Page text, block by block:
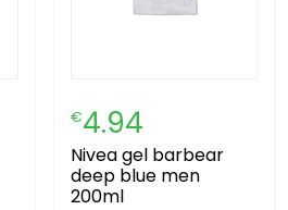
€4.94
nivea gel barbear
deep blue men
200ml